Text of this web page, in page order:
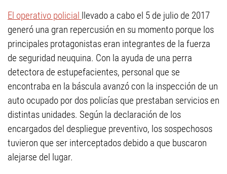
El operativo policial llevado a cabo el 5 de julio de 2017
generó una gran repercusión en su momento porque los
principales protagonistas eran integrantes de la fuerza
de seguridad neuquina. Con la ayuda de una perra
detectora de estupefacientes, personal que se
encontraba en la báscula avanzó con la inspección de un
auto ocupado por dos policías que prestaban servicios en
distintas unidades. Según la declaración de los
encargados del despliegue preventivo, los sospechosos
tuvieron que ser interceptados debido a que buscaron
alejarse del lugar.